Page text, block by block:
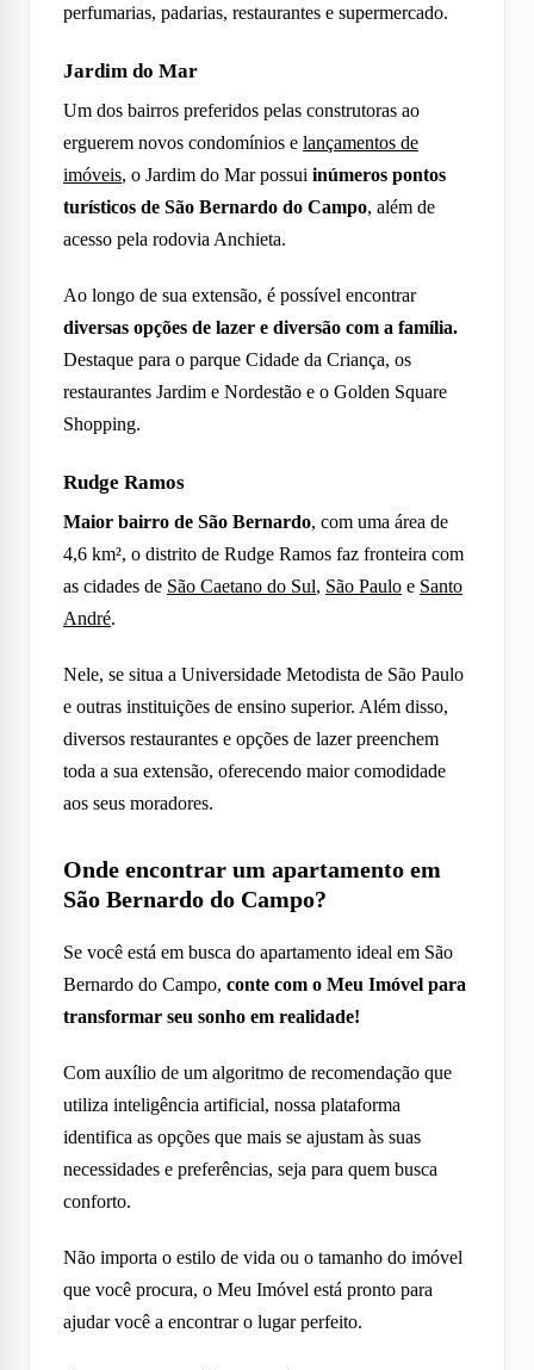
perfumarias, padarias, restaurantes e supermercado.
Jardim do Mar
Um dos bairros preferidos pelas construtoras ao
erguerem novos condomínios e lançamentos de
imóveis, o Jardim do Mar possui inúmeros pontos
turísticos de São Bernardo do Campo, além de
acesso pela rodovia Anchieta.
Ao longo de sua extensão, é possível encontrar
diversas opções de lazer e diversão com a família.
Destaque para o parque Cidade da Criança, os
restaurantes Jardim e Nordestão e o Golden Square
Shopping.
Rudge Ramos
Maior bairro de São Bernardo, com uma área de
4,6 km², o distrito de Rudge Ramos faz fronteira com
as cidades de São Caetano do Sul, São Paulo e Santo
André.
Nele, se situa a Universidade Metodista de São Paulo
e outras instituições de ensino superior. Além disso,
diversos restaurantes e opções de lazer preenchem
toda a sua extensão, oferecendo maior comodidade
aos seus moradores.
Onde encontrar um apartamento em
São Bernardo do Campo?
Se você está em busca do apartamento ideal em São
Bernardo do Campo, conte com o Meu Imóvel para
transformar seu sonho em realidade!
Com auxílio de um algoritmo de recomendação que
utiliza inteligência artificial, nossa plataforma
identifica as opções que mais se ajustam às suas
necessidades e preferências, seja para quem busca
conforto.
Não importa o estilo de vida ou o tamanho do imóvel
que você procura, o Meu Imóvel está pronto para
ajudar você a encontrar o lugar perfeito.